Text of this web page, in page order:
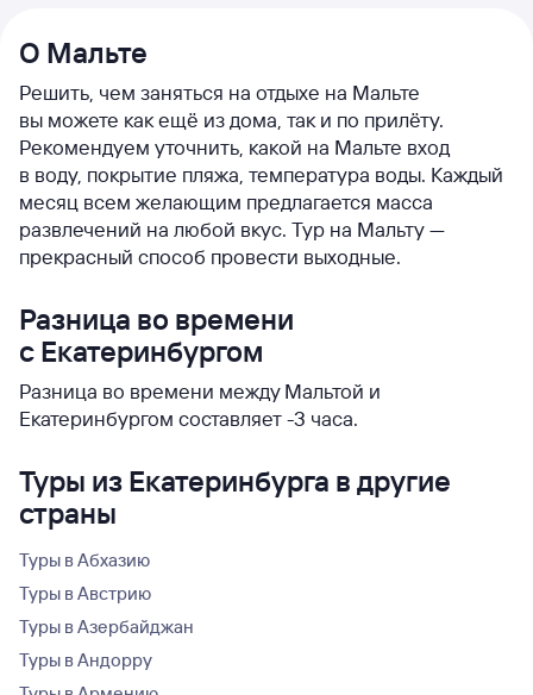
О Мальте
Решить, чем заняться на отдыхе на Мальте
вы можете как ещё из дома, так и по прилёту.
Рекомендуем уточнить, какой на Мальте вход
в воду, покрытие пляжа, температура воды. Каждый
месяц всем желающим предлагается масса
развлечений на любой вкус. Тур на Мальту —
прекрасный способ провести выходные.
Разница во времени
с Екатеринбургом
Разница во времени между Мальтой и
Екатеринбургом составляет -3 часа.
Туры из Екатеринбурга в другие
страны
Туры в Абхазию
Туры в Австрию
Туры в Азербайджан
Туры в Андорру